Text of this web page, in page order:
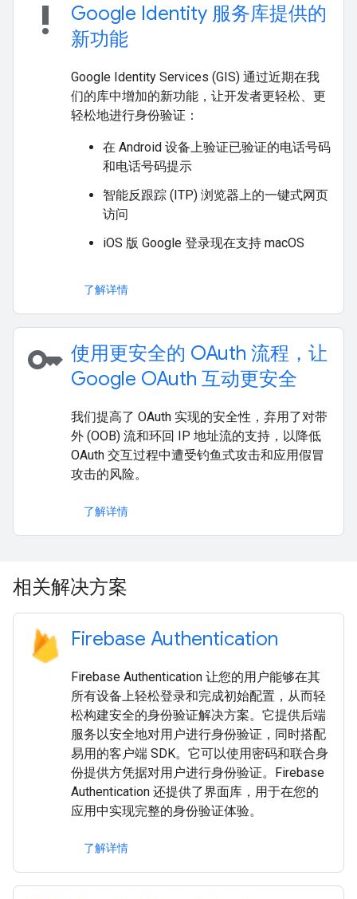
priority_high
Google Identity 服务库提供的
新功能
Google Identity Services (GIS) 通过近期在我
们的库中增加的新功能，让开发者更轻松、更
轻松地进行身份验证：
在 Android 设备上验证已验证的电话号码
和电话号码提示
智能反跟踪 (ITP) 浏览器上的一键式网页
访问
iOS 版 Google 登录现在支持 macOS
了解详情
key 使用更安全的 OAuth 流程，让
Google OAuth 互动更安全
我们提高了 OAuth 实现的安全性，弃用了对带
外 (OOB) 流和环回 IP 地址流的支持，以降低
OAuth 交互过程中遭受钓鱼式攻击和应用假冒
攻击的风险。
了解详情
相关解决方案
Firebase Authentication
Firebase Authentication 让您的用户能够在其
所有设备上轻松登录和完成初始配置，从而轻
松构建安全的身份验证解决方案。它提供后端
服务以安全地对用户进行身份验证，同时搭配
易用的客户端 SDK。它可以使用密码和联合身
份提供方凭据对用户进行身份验证。Firebase
Authentication 还提供了界面库，用于在您的
应用中实现完整的身份验证体验。
了解详情